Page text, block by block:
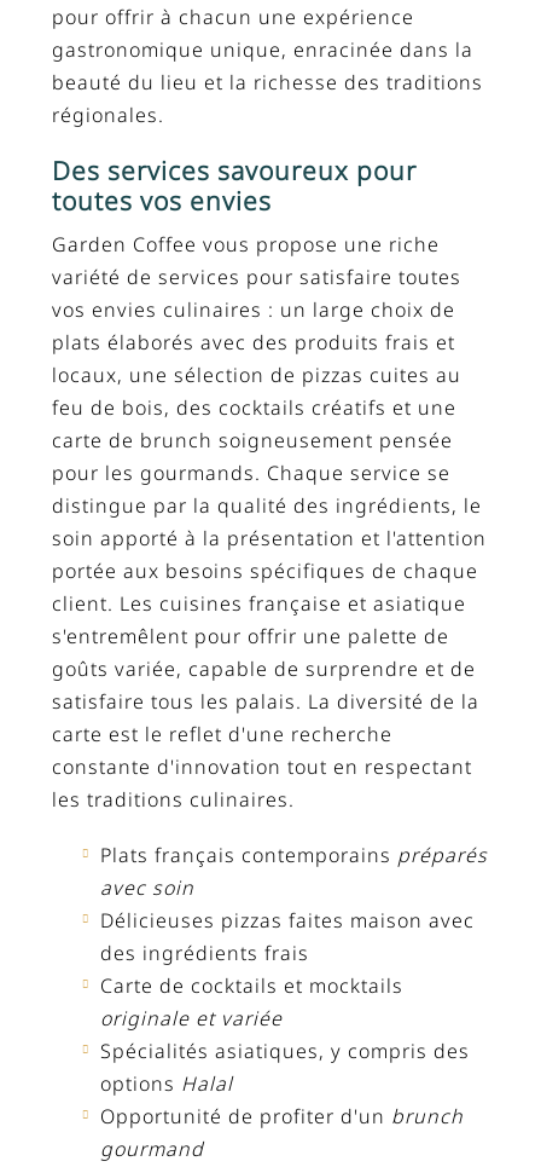
pour offrir à chacun une expérience
gastronomique unique, enracinée dans la
beauté du lieu et la richesse des traditions
régionales.
Des services savoureux pour
toutes vos envies
Garden Coffee vous propose une riche
variété de services pour satisfaire toutes
vos envies culinaires : un large choix de
plats élaborés avec des produits frais et
locaux, une sélection de pizzas cuites au
feu de bois, des cocktails créatifs et une
carte de brunch soigneusement pensée
pour les gourmands. Chaque service se
distingue par la qualité des ingrédients, le
soin apporté à la présentation et l'attention
portée aux besoins spécifiques de chaque
client. Les cuisines française et asiatique
s'entremêlent pour offrir une palette de
goûts variée, capable de surprendre et de
satisfaire tous les palais. La diversité de la
carte est le reflet d'une recherche
constante d'innovation tout en respectant
les traditions culinaires.
Plats français contemporains préparés
avec soin
Délicieuses pizzas faites maison avec
des ingrédients frais
Carte de cocktails et mocktails
originale et variée
Spécialités asiatiques, y compris des
options Halal
Opportunité de profiter d'un brunch
gourmand